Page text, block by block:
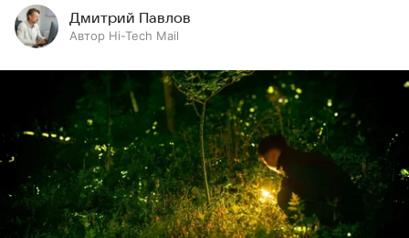
Дмитрий Павлов
Автор Hi-Tech Mail